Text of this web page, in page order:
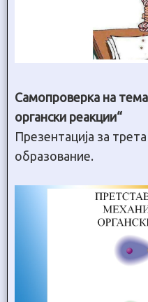
Самопроверка на
органски реакции“
Презентација за
образование.